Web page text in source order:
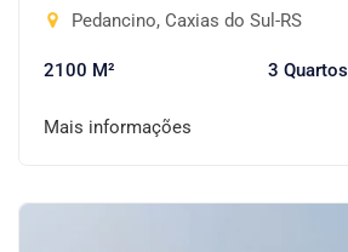
Pedancino, Caxias do Sul-RS
2100 M² 3 Quartos
Mais informações